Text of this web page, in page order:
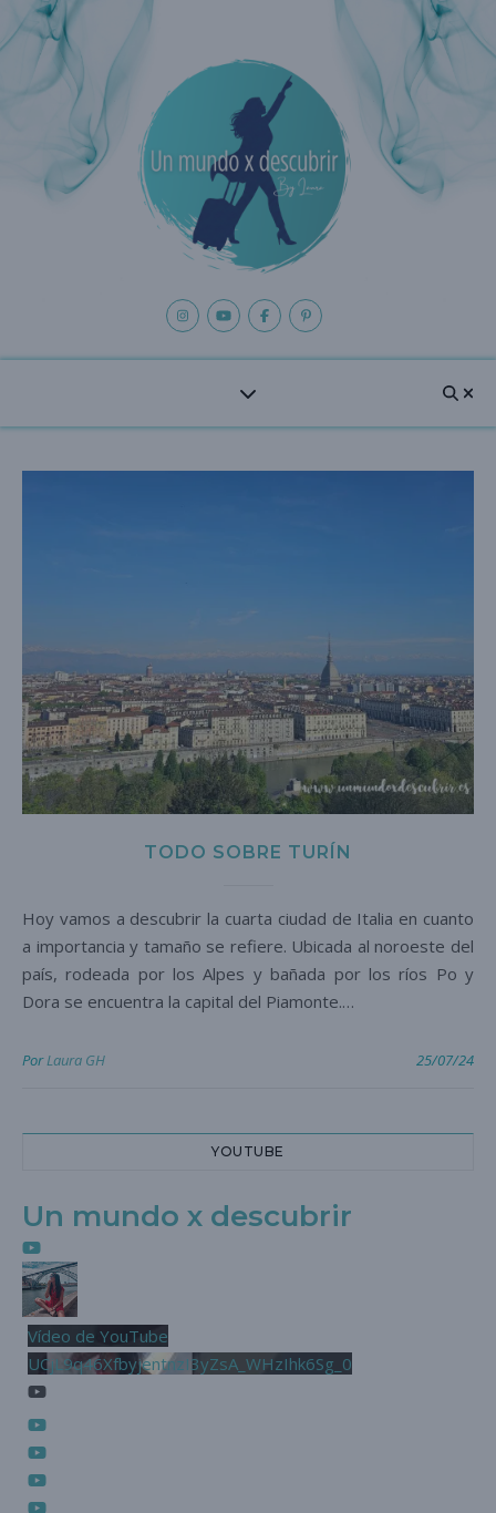
TODO SOBRE TURÍN
Hoy vamos a descubrir la cuarta ciudad de Italia en cuanto
a importancia y tamaño se refiere. Ubicada al noroeste del
país, rodeada por los Alpes y bañada por los ríos Po y
Dora se encuentra la capital del Piamonte.…
PorLaura GH 25/07/24
YOUTUBE
Un mundo x descubrir
Vídeo de YouTube
UCjL9q46XfbyjentnzI3yZsA_WHzIhk6Sg_0